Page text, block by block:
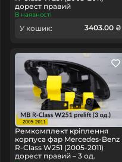
дорест правий
В наявності
У кошик: 3403.00 ₴
Ремкомплект кріплення
корпуса фар Mercedes-Benz
R-Class W251 (2005-2011)
дорест правий – 3 од.